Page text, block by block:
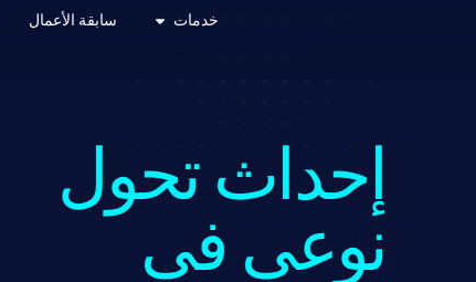
خدمات سابقة الأعمال
إحداث تحول
نوعي في